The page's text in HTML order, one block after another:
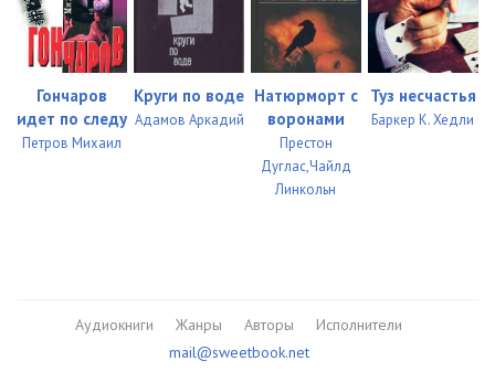
Гончаров
идет по следу
Петров Михаил
Круги по воде
Адамов Аркадий
Натюрморт с
воронами
Престон
Дуглас,Чайлд
Линкольн
Туз несчастья
Баркер К. Хедли
Аудиокниги Жанры Авторы
Исполнители
mail@sweetbook.net